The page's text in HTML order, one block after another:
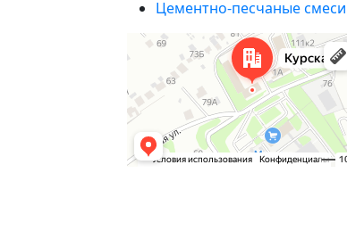
Цементно-песчаные смеси